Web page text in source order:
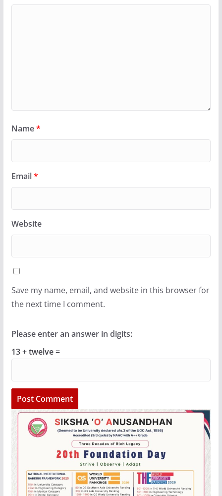
Name*
Email*
Website
Save my name, email, and website in this browser for
the next time I comment.
Please enter an answer in digits:
13 + twelve =